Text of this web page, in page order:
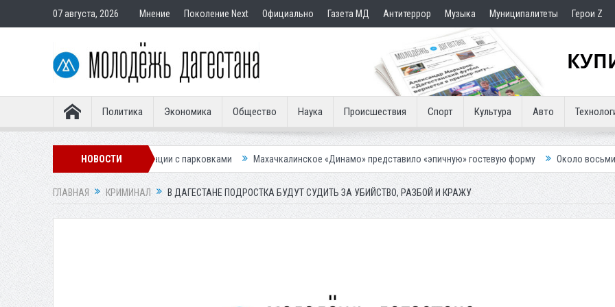
07 августа, 2026 Мнение Поколение Next Официально Газета МД Антитеррор Музыка Муниципалитеты Герои Z
Политика Экономика Общество Наука Происшествия Спорт Культура Авто
НОВОСТИ
для улучшения ситуации с парковками Махачкалинское «Динамо» представило «эпичную» гостевую форму Около восьми тысяч человек
ГЛАВНАЯ КРИМИНАЛ В ДАГЕСТАНЕ ПОДРОСТКА БУДУТ СУДИТЬ ЗА УБИЙСТВО, РАЗБОЙ И КРАЖУ